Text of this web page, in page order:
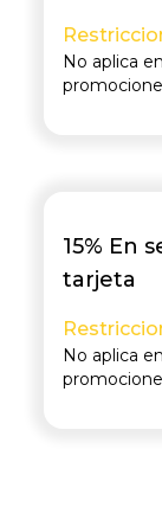
No aplica
15% En
tarjeta
No aplica